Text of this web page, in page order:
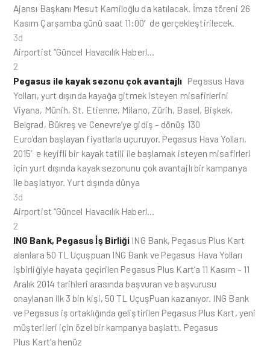
Ajansı Başkanı Mesut Kamiloğlu da katılacak. İmza töreni 26
Kasım Çarşamba günü saat 11:00′de gerçekleştirilecek.
3d
Airportist “Güncel Havacılık Haberl…
2
Pegasus ile kayak sezonu çok avantajlı Pegasus Hava
Yolları, yurt dışında kayağa gitmek isteyen misafirlerini
Viyana, Münih, St. Etienne, Milano, Zürih, Basel, Bişkek,
Belgrad, Bükreş ve Cenevre’ye gidiş – dönüş 130
Euro’dan başlayan fiyatlarla uçuruyor. Pegasus Hava Yolları,
2015′e keyifli bir kayak tatili ile başlamak isteyen misafirleri
için yurt dışında kayak sezonunu çok avantajlı bir kampanya
ile başlatıyor. Yurt dışında dünya
3d
Airportist “Güncel Havacılık Haberl…
2
ING Bank, Pegasus İş Birliği ING Bank, Pegasus Plus Kart
alanlara 50 TL Uçuşpuan ING Bank ve Pegasus Hava Yolları
işbirliğiyle hayata geçirilen Pegasus Plus Kart’a 11 Kasım – 11
Aralık 2014 tarihleri arasında başvuran ve başvurusu
onaylanan ilk 3 bin kişi, 50 TL UçuşPuan kazanıyor. ING Bank
ve Pegasus iş ortaklığında geliştirilen Pegasus Plus Kart, yeni
müşterileri için özel bir kampanya başlattı. Pegasus
Plus Kart’a henüz